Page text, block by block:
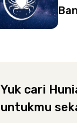
Yuk cari
untukmu